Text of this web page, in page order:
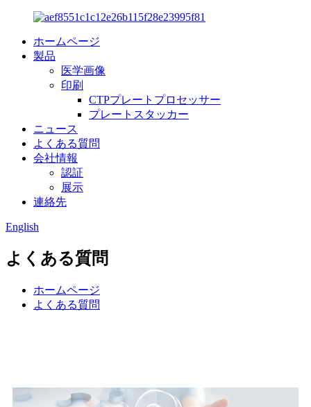
ホームページ
製品
医学画像
印刷
CTPプレートプロセッサー
プレートスタッカー
ニュース
よくある質問
会社情報
認証
展示
連絡先
English
よくある質問
ホームページ
よくある質問